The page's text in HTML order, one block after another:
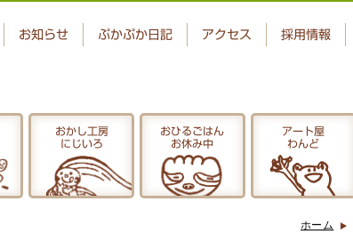
お知らせ ぷかぷか日記 アクセス 採用情報
ぷかぷか
おかし工房
にじいろ
おひるごはん
お休み中
アート屋
わんど
ホーム